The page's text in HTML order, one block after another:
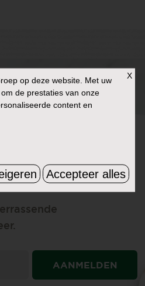
HOOGTE
AANMELDEN
X
op deze website. Met uw
de prestaties van onze
content en
Accepteer alles